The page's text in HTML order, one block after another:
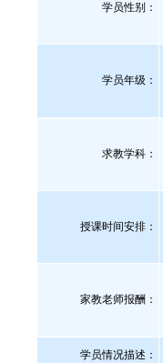
学员性别：
学员年级：
求教学科：
授课时间安排：
家教老师报酬：
学员情况描述：